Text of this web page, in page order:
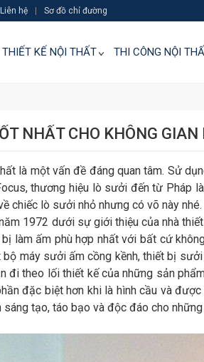
THIẾT KẾ NỘI THẤT THI CÔNG NỘI
NHẤT CHO KHÔNG GIAN
là một vấn đề đáng quan tâm. Sử
thương hiệu lò sưởi đến từ Pháp
chiếc lò sưởi nhỏ nhưng có võ này nhé.
1972 dưới sự giới thiệu của nhà
làm ấm phù hợp nhất với bất cứ
máy sưởi ấm cồng kềnh, thiết bị
đi theo lối thiết kế của những sản
đặc biệt hơn khi là hình cầu và
tạo, táo bạo và độc đáo cho những
Liên hệ Sơ đồ chỉ đường